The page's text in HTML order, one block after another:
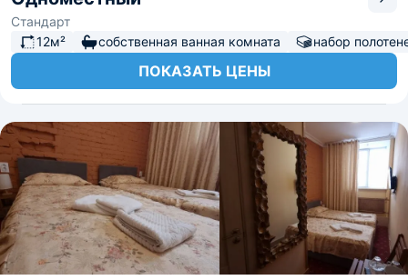
Стандарт
12м²
собственная ванная комната набор
ПОКАЗАТЬ ЦЕНЫ